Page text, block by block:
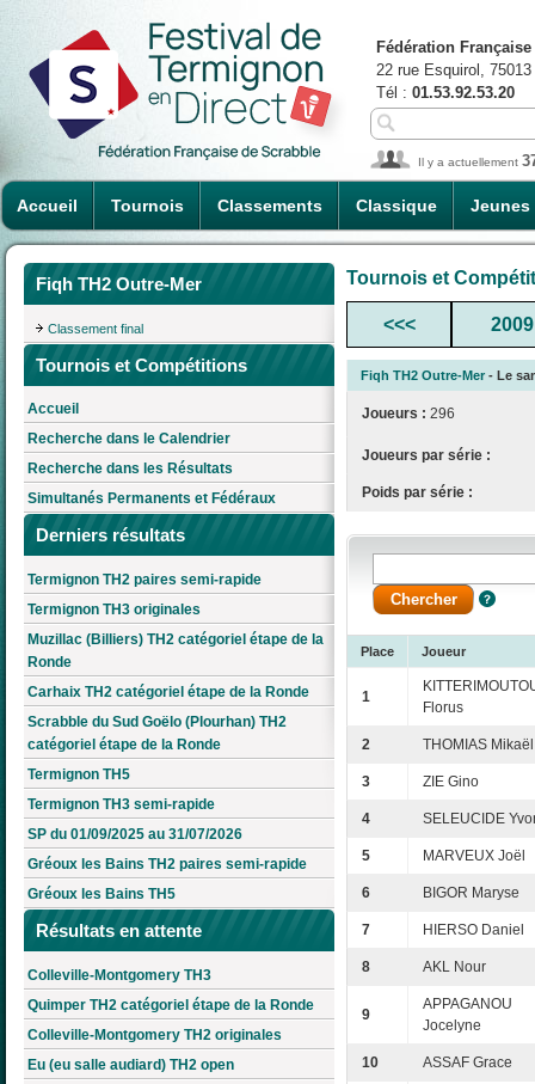
Accueil Tournois Classements Classique Jeunes
Fédération
22 rue Esquirol,
Tél : 01.53.92.53.20
Il y a actuellement
Fiqh TH2 Outre-Mer
Classement final
Tournois et Compétitions
Accueil
Recherche dans le Calendrier
Recherche dans les Résultats
Simultanés Permanents et Fédéraux
Derniers résultats
Termignon TH2 paires semi-rapide
Termignon TH3 originales
Muzillac (Billiers) TH2 catégoriel étape de la
Ronde
Carhaix TH2 catégoriel étape de la Ronde
Scrabble du Sud Goëlo (Plourhan) TH2
catégoriel étape de la Ronde
Termignon TH5
Termignon TH3 semi-rapide
SP du 01/09/2025 au 31/07/2026
Gréoux les Bains TH2 paires semi-rapide
Gréoux les Bains TH5
Résultats en attente
Colleville-Montgomery TH3
Quimper TH2 catégoriel étape de la Ronde
Colleville-Montgomery TH2 originales
Eu (eu salle audiard) TH2 open
Tournois et
<<< 2009
Fiqh TH2 Outre-Mer - Le
Joueurs : 296
Joueurs par série :
Poids par série :
Place Joueur
1
Florus
2 THOMIAS Mikaël
3 ZIE Gino
4 SELEUCIDE
5 MARVEUX Joël
6 BIGOR Maryse
7 HIERSO Daniel
8 AKL Nour
9
APPAGANOU
Jocelyne
10 ASSAF Grace